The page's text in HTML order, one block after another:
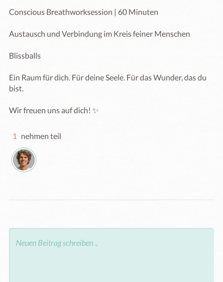
Conscious Breathworksession | 60 Minuten
Austausch und Verbindung im Kreis feiner Menschen
Blissballs
Ein Raum für dich. Für deine Seele. Für das Wunder, das du
bist.
1 nehmen teil